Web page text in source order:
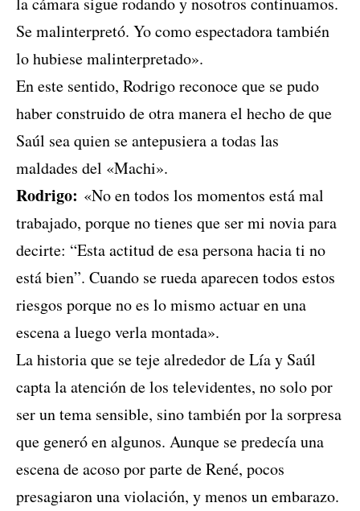
Se malinterpretó. Yo como espectadora también
lo hubiese malinterpretado».
En este sentido, Rodrigo reconoce que se pudo
haber construido de otra manera el hecho de que
Saúl sea quien se antepusiera a todas las
maldades del «Machi».
Rodrigo: «No en todos los momentos está mal
trabajado, porque no tienes que ser mi novia para
decirte: “Esta actitud de esa persona hacia ti no
está bien”. Cuando se rueda aparecen todos estos
riesgos porque no es lo mismo actuar en una
escena a luego verla montada».
La historia que se teje alrededor de Lía y Saúl
capta la atención de los televidentes, no solo por
ser un tema sensible, sino también por la sorpresa
que generó en algunos. Aunque se predecía una
escena de acoso por parte de René, pocos
presagiaron una violación, y menos un embarazo.